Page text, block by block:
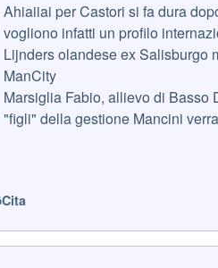
Ahiaiiai per Castori si fa dura
vogliono infatti un profilo
Lijnders olandese ex Salisburgo
ManCity
Marsiglia Fabio, allievo di Basso
"figli" della gestione Mancini
Cita